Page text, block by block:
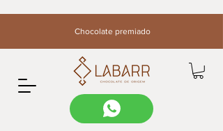
Chocolate premiado